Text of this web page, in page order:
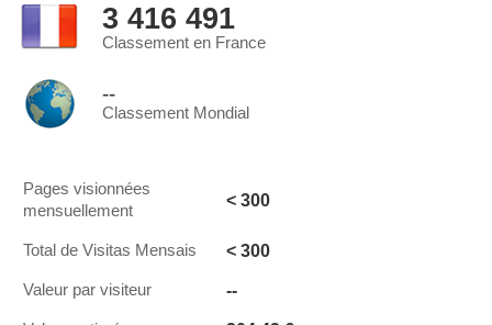
3 416 491
Classement en France
--
Classement Mondial
Pages visionnées
mensuellement
< 300
Total de Visitas Mensais < 300
Valeur par visiteur --